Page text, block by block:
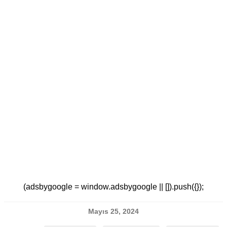
(adsbygoogle = window.adsbygoogle || []).push({});
Mayıs 25, 2024